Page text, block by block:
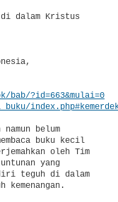
dalam Kristus
bab/?id=663&mulai=0
namun belum
buku kecil
oleh Tim
yang
teguh di dalam
kemenangan.